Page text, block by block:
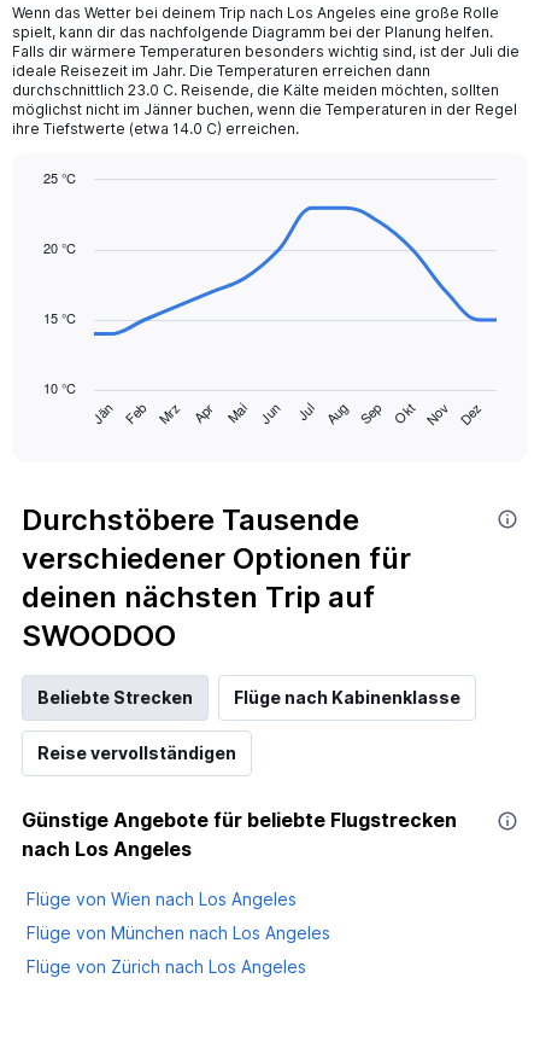
categories.
The
chart
has
1
Y
displaying
Wenn das Wetter bei deinem Trip nach Los Angeles eine große Rolle
spielt, kann dir das nachfolgende Diagramm bei der Planung helfen.
Falls dir wärmere Temperaturen besonders wichtig sind, ist der Juli die
ideale Reisezeit im Jahr. Die Temperaturen erreichen dann
durchschnittlich 23.0 C. Reisende, die Kälte meiden möchten, sollten
möglichst nicht im Jänner buchen, wenn die Temperaturen in der Regel
ihre Tiefstwerte (etwa 14.0 C) erreichen.
with
has
categories.
Range:
14
The
chart
has
1
Y
axis
displaying
values.
Range:
10
to
25.
Jän Feb Mrz Apr Mai Jun Jul Aug Sep Okt Nov Dez
10 °C
15 °C
20 °C
25 °C
Durchstöbere Tausende
verschiedener Optionen für
deinen nächsten Trip auf
SWOODOO
Beliebte Strecken Flüge nach Kabinenklasse
Reise vervollständigen
Günstige Angebote für beliebte Flugstrecken
nach Los Angeles
Flüge von Wien nach Los Angeles
Flüge von München nach Los Angeles
Flüge von Zürich nach Los Angeles